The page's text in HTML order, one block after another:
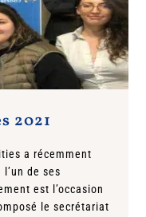
2021
a récemment
de ses
est l’occasion
le secrétariat